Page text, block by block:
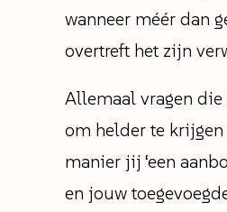
wanneer méér dan
overtreft het zijn
Allemaal vragen
om helder te
manier jij ‘een
en jouw